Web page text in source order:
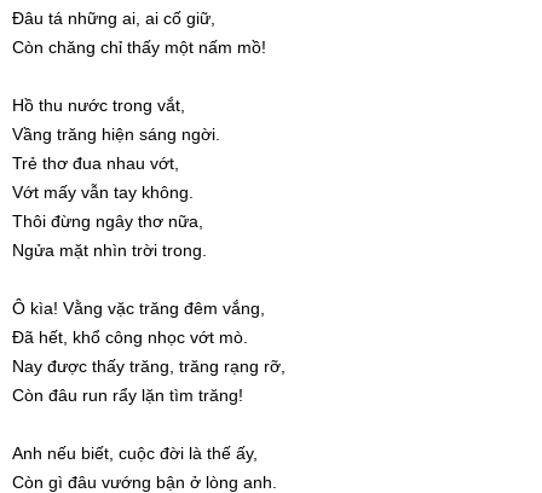
Đâu tá những ai, ai cố giữ,
Còn chăng chỉ thấy một nấm mồ!
Hồ thu nước trong vắt,
Vầng trăng hiện sáng ngời.
Trẻ thơ đua nhau vớt,
Vớt mấy vẫn tay không.
Thôi đừng ngây thơ nữa,
Ngửa mặt nhìn trời trong.
Ô kìa! Vằng vặc trăng đêm vắng,
Đã hết, khổ công nhọc vớt mò.
Nay được thấy trăng, trăng rạng rỡ,
Còn đâu run rẩy lặn tìm trăng!
Anh nếu biết, cuộc đời là thế ấy,
Còn gì đâu vướng bận ở lòng anh.